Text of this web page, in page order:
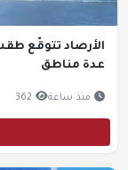
الأرصاد تتوقّع
عدة مناطق
منذ ساعة 362